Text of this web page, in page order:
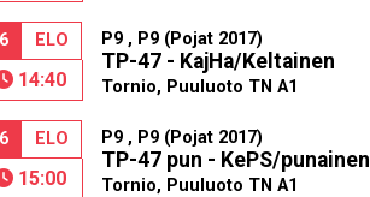
ELO
14:40
P9 , P9 (Pojat 2017)
TP-47 - KajHa/Keltainen
Tornio, Puuluoto TN A1
ELO
15:00
P9 , P9 (Pojat 2017)
TP-47 pun - KePS/punainen
Tornio, Puuluoto TN A1